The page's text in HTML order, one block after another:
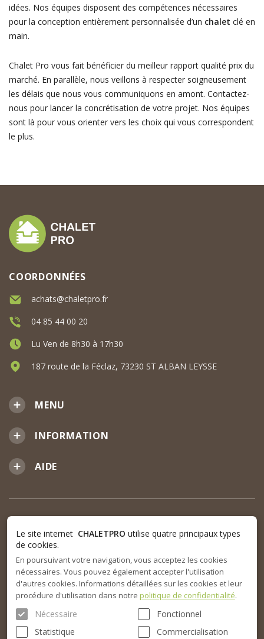
idées. Nos équipes disposent des compétences nécessaires
pour la conception entièrement personnalisée d’un chalet clé en
main.
Chalet Pro vous fait bénéficier du meilleur rapport qualité prix du
marché. En parallèle, nous veillons à respecter soigneusement
les délais que nous vous communiquons en amont. Contactez-
nous pour lancer la concrétisation de votre projet. Nos équipes
sont là pour vous orienter vers les choix qui vous correspondent
le plus.
MENU
INFORMATION
AIDE
COORDONNÉES
achats@chaletpro.fr
04 85 44 00 20
Lu Ven de 8h30 à 17h30
187 route de la Féclaz, 73230 ST ALBAN LEYSSE
Le site internet CHALETPRO utilise quatre principaux types
de cookies.
En poursuivant votre navigation, vous acceptez les cookies
nécessaires. Vous pouvez également accepter l'utilisation
d'autres cookies. Informations détaillées sur les cookies et leur
procédure d'utilisation dans notre politique de confidentialité.
Nécessaire
Fonctionnel
Statistique
Commercialisation